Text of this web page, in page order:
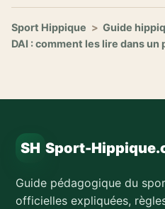
Sport Hippique > Guide
DAI : comment les lire dans
SH Sport-
Guide pédagogique du
officielles expliquées,